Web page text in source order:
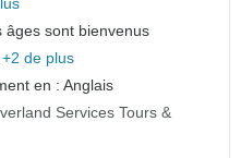
âges sont bienvenus
+2 de plus
en : Anglais
Services Tours &